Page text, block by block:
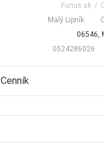
Funus.sk /
Malý Lipník
06546,
0524286026
Cenník